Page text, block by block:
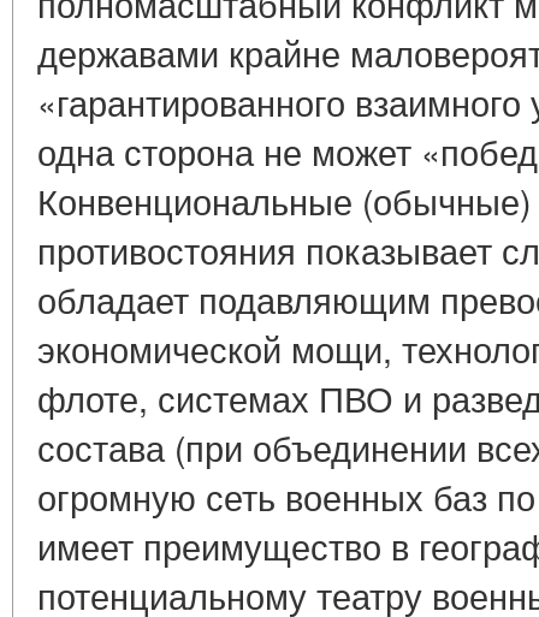
державами крайне
«гарантированного
одна сторона не может
Конвенциональные
противостояния показывает
обладает подавляющим
экономической мощи,
флоте, системах ПВО и
состава (при объединении
огромную сеть военных баз
имеет преимущество в
потенциальному театру